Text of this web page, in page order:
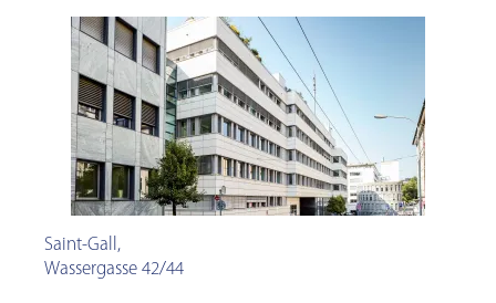
Saint-Gall ,
Wassergasse 42/44